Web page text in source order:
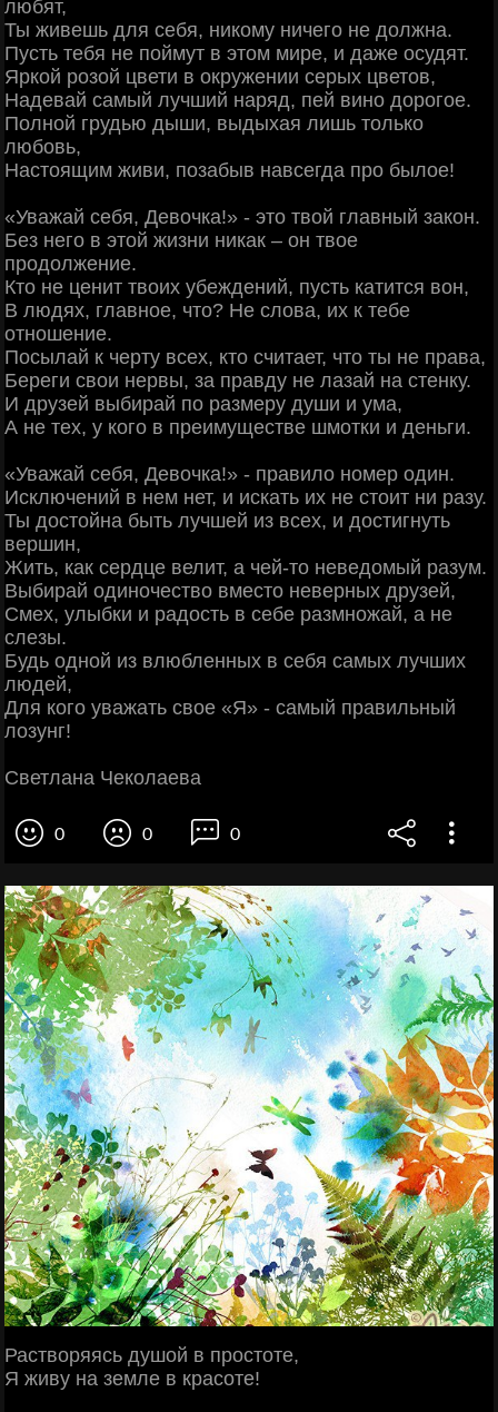
любят,
Ты живешь для себя, никому ничего не должна.
Пусть тебя не поймут в этом мире, и даже осудят.
Яркой розой цвети в окружении серых цветов,
Надевай самый лучший наряд, пей вино дорогое.
Полной грудью дыши, выдыхая лишь только
любовь,
Настоящим живи, позабыв навсегда про былое!
«Уважай себя, Девочка!» - это твой главный закон.
Без него в этой жизни никак – он твое
продолжение.
Кто не ценит твоих убеждений, пусть катится вон,
В людях, главное, что? Не слова, их к тебе
отношение.
Посылай к черту всех, кто считает, что ты не права,
Береги свои нервы, за правду не лазай на стенку.
И друзей выбирай по размеру души и ума,
А не тех, у кого в преимуществе шмотки и деньги.
«Уважай себя, Девочка!» - правило номер один.
Исключений в нем нет, и искать их не стоит ни разу.
Ты достойна быть лучшей из всех, и достигнуть
вершин,
Жить, как сердце велит, а чей-то неведомый разум.
Выбирай одиночество вместо неверных друзей,
Смех, улыбки и радость в себе размножай, а не
слезы.
Будь одной из влюбленных в себя самых лучших
людей,
Для кого уважать свое «Я» - самый правильный
лозунг!
Светлана Чеколаева
0 0 0
Растворяясь душой в простоте,
Я живу на земле в красоте!